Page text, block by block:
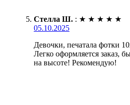
Стелла Ш. : ★ ★ ★ ★ ★
05.10.2025
Девочки, печатала фотки
Легко оформляется заказ,
на высоте! Рекомендую!